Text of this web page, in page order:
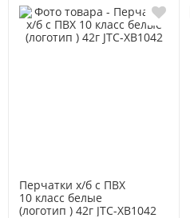
Перчатки х/б с ПВХ
10 класс белые
(логотип ) 42г JTC-XB1042